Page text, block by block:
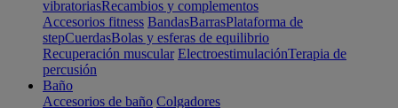
vibratoriasRecambios y complementos
Accesorios fitness BandasBarrasPlataforma de
stepCuerdasBolas y esferas de equilibrio
Recuperación muscular ElectroestimulaciónTerapia de
percusión
Baño
Accesorios de baño Colgadores